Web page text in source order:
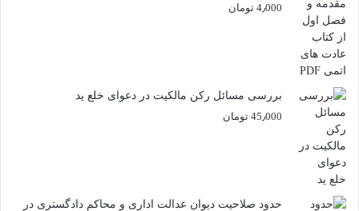
4٫000 تومان
بررسی مسائل رکن مالکیت در دعوای خلع ید
45٫000 تومان
حدود صلاحیت دیوان عدالت اداری و محاکم دادگستری در